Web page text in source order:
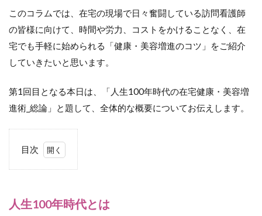
このコラムでは、在宅の現場で日々奮闘している訪問看護師
の皆様に向けて、時間や労力、コストをかけることなく、在
宅でも手軽に始められる「健康・美容増進のコツ」をご紹介
していきたいと思います。
第1回目となる本日は、「人生100年時代の在宅健康・美容増
進術_総論」と題して、全体的な概要についてお伝えします。
目次
100
年
人生100年時代とは